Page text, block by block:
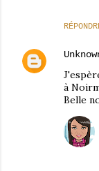
à
Belle